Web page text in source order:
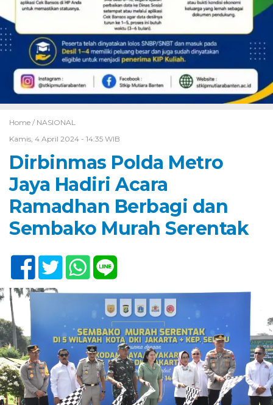
Home / NASIONAL
Kamis, 4 April 2024 - 14:35 WIB
Dirbinmas Polda Metro
Jaya Hadiri Acara
Ramadhan Berbagi dan
Sembako Murah Serentak